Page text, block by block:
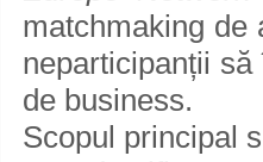
matchmaking de
neparticipanții
de business.
Scopul principal